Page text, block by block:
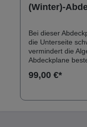
(Winter)-
Bei dieser
die Unterseite schwarz. Die schwarze
vermindert die
Abdeckplane
der Abdeckplane
99,00 €*